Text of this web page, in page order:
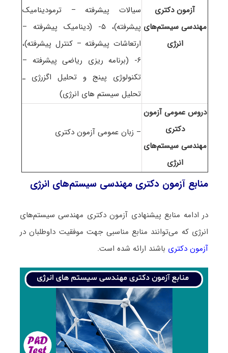
آزمون دکتری
مهندسی سیستم‌های
انرژی
سیالات پیشرفته – ترمودینامیک
پیشرفته)، ۵- (دینامیک پیشرفته –
ارتعاشات پیشرفته – کنترل پیشرفته)،
۶- (برنامه ریزی ریاضی پیشرفته –
تکنولوژی پینج و تحلیل اگزرژی ـ
تحلیل سیستم های انرژی)
دروس عمومی آزمون
دکتری
مهندسی سیستم‌های
انرژی
– زبان عمومی آزمون دکتری
منابع آزمون دکتری مهندسی سیستم‌های انرژی
در ادامه منابع پیشنهادی آزمون دکتری مهندسی سیستم‌های
انرژی که می‌توانند منابع مناسبی جهت موفقیت داوطلبان در
آزمون دکتری باشند ارائه شده است.